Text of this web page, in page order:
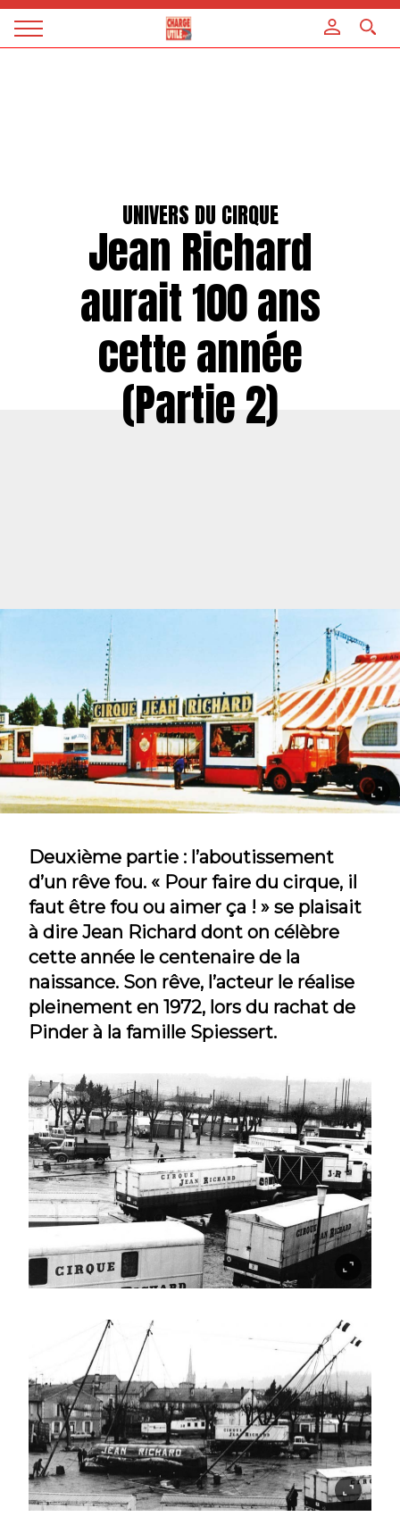
Magazine
UNIVERS DU CIRQUE
Jean Richard
aurait 100 ans
cette année
(Partie 2)
Deuxième partie : l’aboutissement
d’un rêve fou. « Pour faire du cirque, il
faut être fou ou aimer ça ! » se plaisait
à dire Jean Richard dont on célèbre
cette année le centenaire de la
naissance. Son rêve, l’acteur le réalise
pleinement en 1972, lors du rachat de
Pinder à la famille Spiessert.
Panneau de gestion des cookies